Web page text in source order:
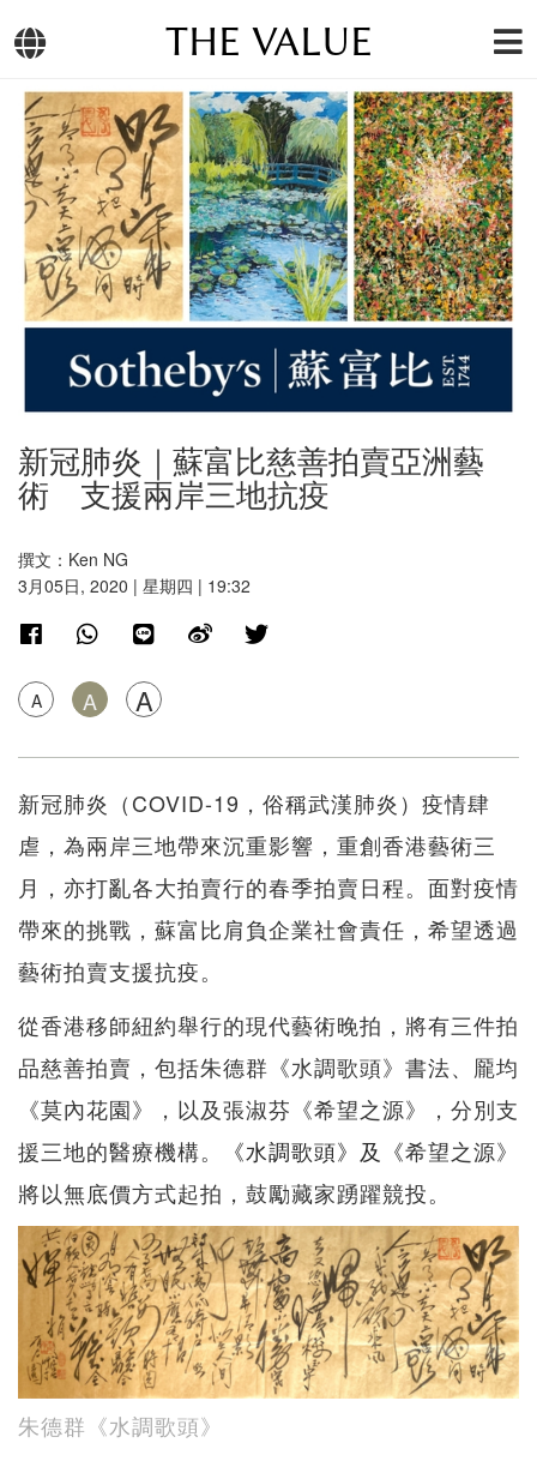
THE VALUE
新冠肺炎｜蘇富比慈善拍賣亞洲藝
術 支援兩岸三地抗疫
撰文：Ken NG
3月05日, 2020 | 星期四 | 19:32
A A A
新冠肺炎（COVID-19，俗稱武漢肺炎）疫情肆
虐，為兩岸三地帶來沉重影響，重創香港藝術三
月，亦打亂各大拍賣行的春季拍賣日程。面對疫情
帶來的挑戰，蘇富比肩負企業社會責任，希望透過
藝術拍賣支援抗疫。
從香港移師紐約舉行的現代藝術晚拍，將有三件拍
品慈善拍賣，包括朱德群《水調歌頭》書法、龎均
《莫內花園》，以及張淑芬《希望之源》，分別支
援三地的醫療機構。
《水調歌頭》及《希望之源》
將以無底價方式起拍，鼓勵藏家踴躍競投。
朱德群《水調歌頭》